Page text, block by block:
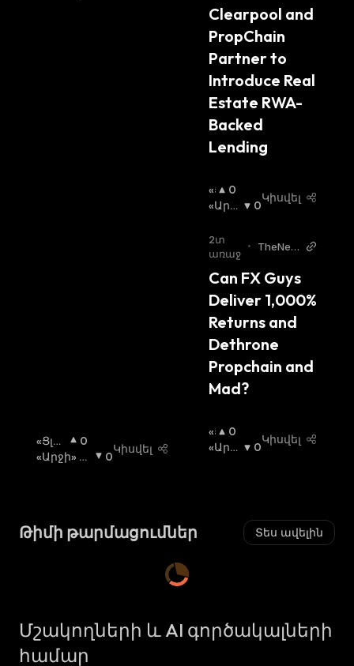
«Ցլի»
Շուկ
0
«Արջի» Շ
0
Կիսվել
Կ
Ա
:
rter
Clearpool and
PropChain
Partner to
Introduce Real
Estate RWA-
Backed
Lending
«Ց
Լ
Շ
Ո
Կ
Ա
:
0
«Արջ
Ւկա
0
Կիսվել
2տ
առաջ
•
TheNew
Can FX Guys
Deliver 1,000%
Returns and
Dethrone
Propchain and
Mad?
«Ց
Լ
0
«Արջ
0
Կիսվել
Թիմի թարմացումներ Տես ավելին
Մշակողների և AI գործակալների
համար